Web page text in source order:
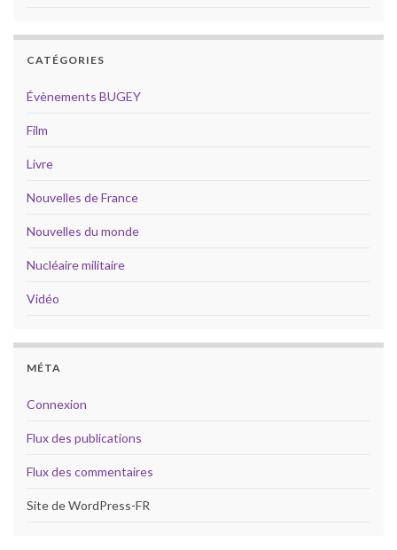
CATÉGORIES
Évènements BUGEY
Film
Livre
Nouvelles de France
Nouvelles du monde
Nucléaire militaire
Vidéo
MÉTA
Connexion
Flux des publications
Flux des commentaires
Site de WordPress-FR